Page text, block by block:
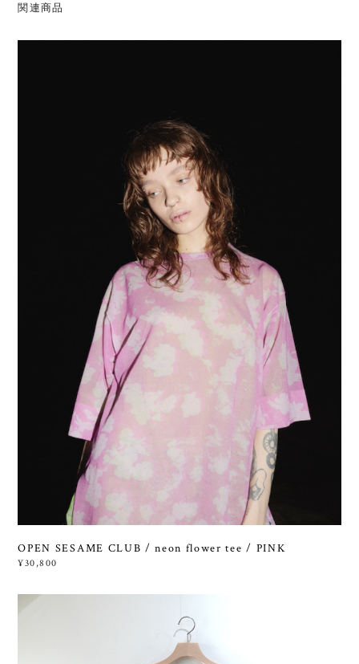
関連商品
OPEN SESAME CLUB / neon flower tee / PINK
¥30,800